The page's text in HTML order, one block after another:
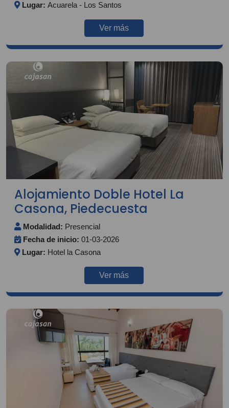
Lugar: Acuarela - Los Santos
Ver más
Alojamiento Doble Hotel La
Casona, Piedecuesta
Modalidad: Presencial
Fecha de inicio: 01-03-2026
Lugar: Hotel la Casona
Ver más